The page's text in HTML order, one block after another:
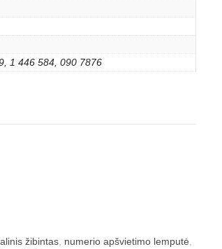
1 446 584, 090 7876
žibintas numerio apšvietimo lemputė